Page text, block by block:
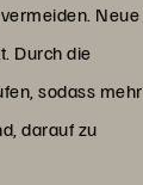
Neue
Durch die
sodass mehr
darauf zu